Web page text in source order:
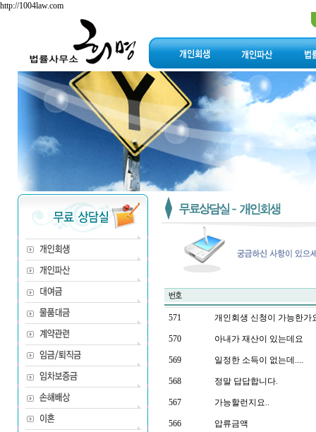
http://1004law.com
571 개인회생 신청이 가능한가
570 아내가 재산이 있는데요
569 일정한 소득이 없는데....
568 정말 답답합니다.
567 가능할런지요..
566 압류금액